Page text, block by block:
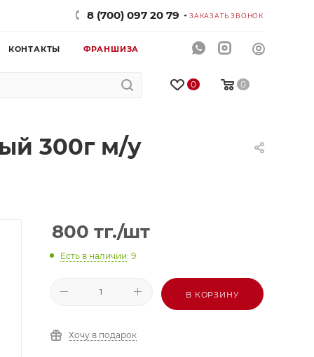
8 (700) 097 20 79 ЗАКАЗАТЬ ЗВОНОК
КОНТАКТЫ ФРАНШИЗА
0 0
300г м/у
800 тг./шт
Есть в наличии: 9
В КОРЗИНУ
Хочу в подарок